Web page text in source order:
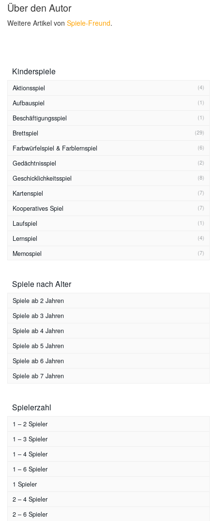
Über den Autor
Weitere Artikel von Spiele-Freund.
Kinderspiele
Aktionsspiel (4)
Aufbauspiel (1)
Beschäftigungsspiel (1)
Brettspiel (29)
Farbwürfelspiel & Farblernspiel (6)
Gedächtnisspiel (2)
Geschicklichkeitsspiel (8)
Kartenspiel (7)
Kooperatives Spiel (7)
Laufspiel (1)
Lernspiel (4)
Memospiel (7)
Ratespiel
Reaktionsspiel
Sammelspiel
Stapelspiel
Strategiespiel
Suchspiel
Wettlaufspiel
Zuordnungsspiel
Spiele nach Alter
Spiele ab 2 Jahren
Spiele ab 3 Jahren
Spiele ab 4 Jahren
Spiele ab 5 Jahren
Spiele ab 6 Jahren
Spiele ab 7 Jahren
Spielerzahl
1 – 2 Spieler
1 – 3 Spieler
1 – 4 Spieler
1 – 6 Spieler
1 Spieler
2 – 4 Spieler
2 – 6 Spieler